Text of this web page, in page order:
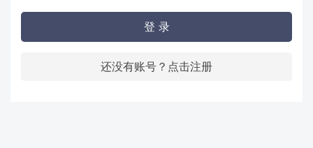
登 录
还没有账号？点击注册